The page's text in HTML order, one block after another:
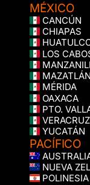
MÉXICO
CANCÚN
CHIAPAS
LOS
MAZATLÁN
MÉRIDA
OAXACA
PTO.
VERACRUZ
YUCATÁN
PACÍFICO
NUEVA
POLINESIA